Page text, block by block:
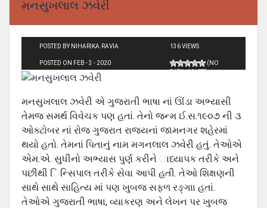
મનસુખલાલ ઝવેરી
POSTED BY NIHARIKA.RAVIA
POSTED ON FEB - 3 - 2020
136 VIEWS
(NO
RATINGS YET)
મનસુખલાલ ઝવેરી એ ગુજરાતી ભાષા નાં ઊંડા અભ્યાસી
તેમજ સમર્થ વિવેચક પણ હતાં. તેનો જન્મ ઈ.સ.૧૯૦૭ ની ૩
ઓક્ટોબર નાં રોજ ગુજરાત રાજયનાં જામનગર શહેરમાં
થયો હતો. તેમનાં પિતાનું નામ મગનલાલ ઝવેરી હતું. તેઓએ
એમ.એ. સુધીનો અભ્યાસ પુર્ણ કરીને ાધ્યાપક તરીકે અને
પછીથી િન્સિપાલ તરીકે સેવા આપી હતી. તેઓ શિક્ષણની
સાથે સાથે સાહિત્ય માં પણ ખુબજ સફ્ળ રઙ્ગાા હતાં.
તેઓએ ગુજરાતી ભાષા, વ્યાકરણ અને લેખન પર ખુબજ